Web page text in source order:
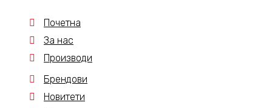
Почетна
За нас
Производи
Брендови
Новитети